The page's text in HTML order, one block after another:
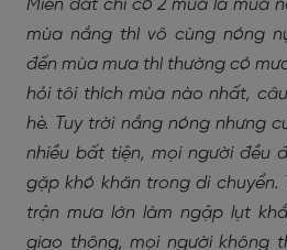
Miền đất chỉ có 2 mùa là mùa
mùa nắng thì vô cùng nóng
đến mùa mưa thì thường có
hỏi tôi thích mùa nào nhất,
hè. Tuy trời nắng nóng nhưng
nhiều bất tiện, mọi người đều
gặp khó khăn trong di chuyển.
trận mưa lớn làm ngập lụt
giao thông, mọi người không